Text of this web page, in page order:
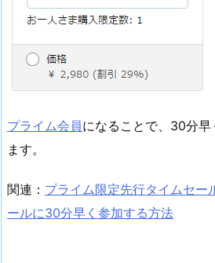
プライム会員になることで、30分早
ます。
関連： プライム限定先行タイムセー
ールに30分早く参加する方法